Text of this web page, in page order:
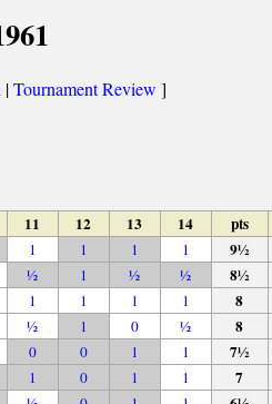
|Tournament Review ]
11 12 13 14 pts
1 1 1 1 9½
½ 1 ½ ½ 8½
1 1 1 1 8
½ 1 0 ½ 8
0 0 1 1 7½
1 0 1 1 7